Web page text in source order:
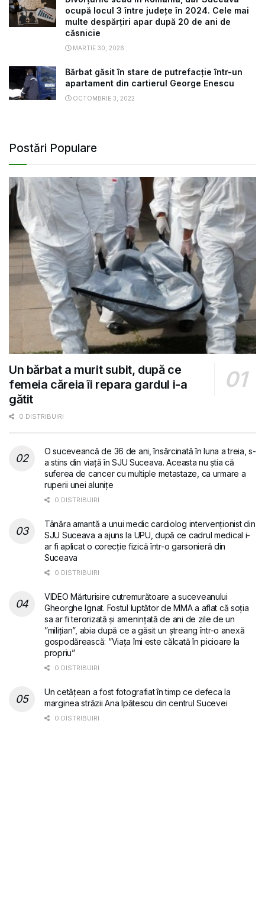
ocupă locul 3 între județe în 2024. Cele mai
multe despărțiri apar după 20 de ani de
căsnicie
MARTIE 30, 2026
Bărbat găsit în stare de putrefacție într-un
apartament din cartierul George Enescu
OCTOMBRIE 3, 2022
Postări Populare
Un bărbat a murit subit, după ce
femeia căreia îi repara gardul i-a
gătit
0 DISTRIBUIRI
O suceveancă de 36 de ani, însărcinată în luna a treia, s-
a stins din viață în SJU Suceava. Aceasta nu știa că
suferea de cancer cu multiple metastaze, ca urmare a
ruperii unei alunițe
0 DISTRIBUIRI
Tânăra amantă a unui medic cardiolog intervenționist din
SJU Suceava a ajuns la UPU, după ce cadrul medical i-
ar fi aplicat o corecție fizică într-o garsonieră din
Suceava
0 DISTRIBUIRI
VIDEO Mărturisire cutremurătoare a suceveanului
Gheorghe Ignat. Fostul luptător de MMA a aflat că soția
sa ar fi terorizată și amenințată de ani de zile de un
”milițian”, abia după ce a găsit un ștreang într-o anexă
gospodărească: ”Viața îmi este călcată în picioare la
propriu”
0 DISTRIBUIRI
Un cetățean a fost fotografiat în timp ce defeca la
marginea străzii Ana Ipătescu din centrul Sucevei
0 DISTRIBUIRI